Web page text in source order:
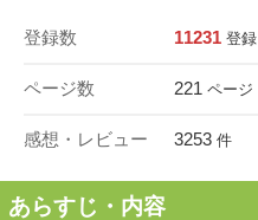
登録数 11231 登録
ページ数 221 ページ
感想・レビュー 3253 件
あらすじ・内容